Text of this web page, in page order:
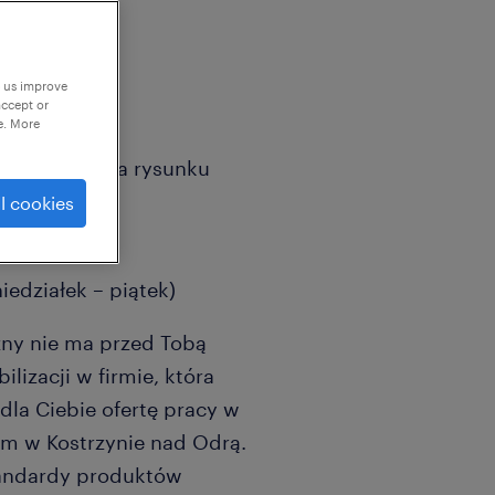
czytania rysunku
– piątek)
nie ma przed Tobą
w firmie, która
Ciebie ofertę pracy w
w Kostrzynie nad Odrą.
produktów
improve
or
More
cookies